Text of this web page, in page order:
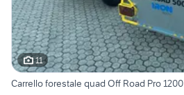
11
Carrello forestale quad Off Road Pro 1200